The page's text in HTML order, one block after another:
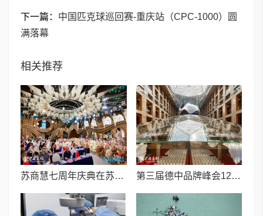
下一篇： 中国匹克球巡回赛-重庆站（CPC-1000）圆
满落幕
相关推荐
苏商慧七周年庆典在苏州隆重举行 七大联创共启发展新篇章 第三届德中品牌峰会12月将在柏林举办，聚焦人工智能时代品牌全球化发展